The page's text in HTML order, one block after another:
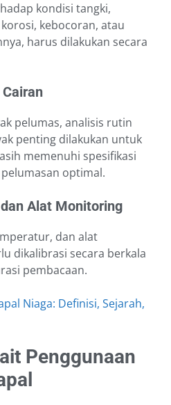
kondisi tangki,
kebocoran, atau
harus dilakukan secara
pelumas, analisis rutin
penting dilakukan untuk
memenuhi spesifikasi
optimal.
Alat Monitoring
dan alat
dikalibrasi secara berkala
pembacaan.
Niaga: Definisi, Sejarah,
Penggunaan